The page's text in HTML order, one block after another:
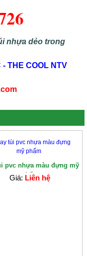
nhựa dẻo trong
THE COOL NTV
pvc nhựa màu đựng mỹ
phẩm
Giá: Liên hệ